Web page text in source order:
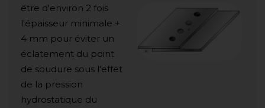
être d'environ 2 fois
l'épaisseur minimale +
4 mm pour éviter un
éclatement du point
de soudure sous l'effet
de la pression
hydrostatique du